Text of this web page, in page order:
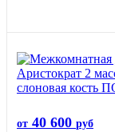
от 40 600 руб